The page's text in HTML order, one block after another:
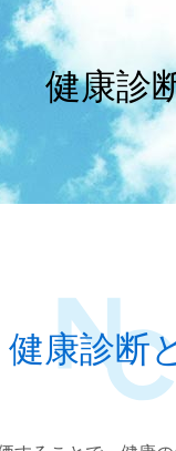
健康診
健康診断